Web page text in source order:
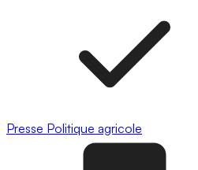
Presse Politique agricole